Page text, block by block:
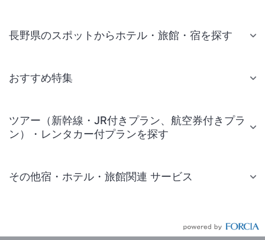
長野県のスポットからホテル・旅館・宿を探す
おすすめ特集
ツアー（新幹線・JR付きプラン、航空券付きプラ
ン）・レンタカー付プランを探す
その他宿・ホテル・旅館関連 サービス